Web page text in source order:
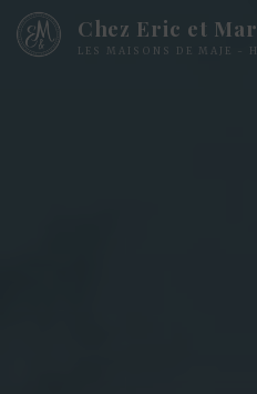
Skip
Chez Eric et
LES MAISONS DE MAJE -